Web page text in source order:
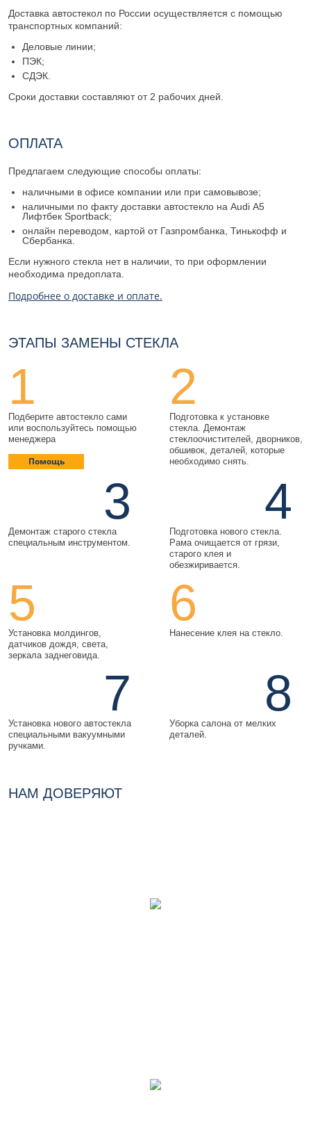
Доставка автостекол по России осуществляется с помощью
транспортных компаний:
Деловые линии;
ПЭК;
СДЭК.
Сроки доставки составляют от 2 рабочих дней.
ОПЛАТА
Предлагаем следующие способы оплаты:
наличными в офисе компании или при самовывозе;
наличными по факту доставки автостекло на Audi А5
Лифтбек Sportback;
онлайн переводом, картой от Газпромбанка, Тинькофф и
Сбербанка.
Если нужного стекла нет в наличии, то при оформлении
необходима предоплата.
Подробнее о доставке и оплате.
ЭТАПЫ ЗАМЕНЫ СТЕКЛА
1
Подберите автостекло сами
или воспользуйтесь помощью
менеджера
Помощь
2
Подготовка к установке
стекла. Демонтаж
стеклоочистителей, дворников,
обшивок, деталей, которые
необходимо снять.
3
Демонтаж старого стекла
специальным инструментом.
4
Подготовка нового стекла.
Рама очищается от грязи,
старого клея и
обезжиривается.
5
Установка молдингов,
датчиков дождя, света,
зеркала заднеговида.
6
Нанесение клея на стекло.
7
Установка нового автостекла
специальными вакуумными
ручками.
8
Уборка салона от мелких
деталей.
НАМ ДОВЕРЯЮТ